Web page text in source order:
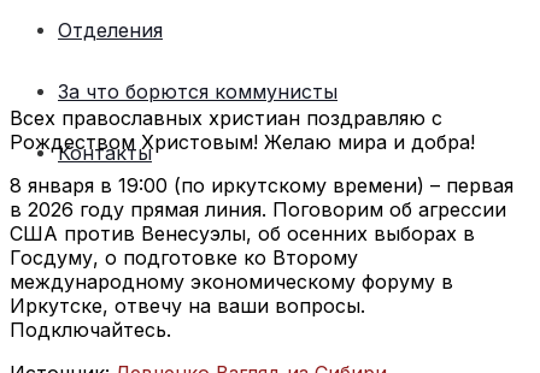
Отделения
За что борются коммунисты
Контакты
Всех православных христиан поздравляю с
Рождеством Христовым! Желаю мира и добра!
8 января в 19:00 (по иркутскому времени) – первая
в 2026 году прямая линия. Поговорим об агрессии
США против Венесуэлы, об осенних выборах в
Госдуму, о подготовке ко Второму
международному экономическому форуму в
Иркутске, отвечу на ваши вопросы.
Подключайтесь.